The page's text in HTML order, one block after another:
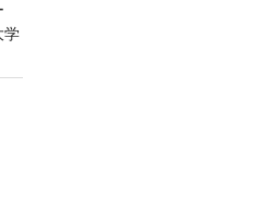
学